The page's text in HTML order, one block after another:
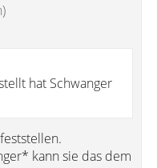
hat Schwanger
kann sie das dem